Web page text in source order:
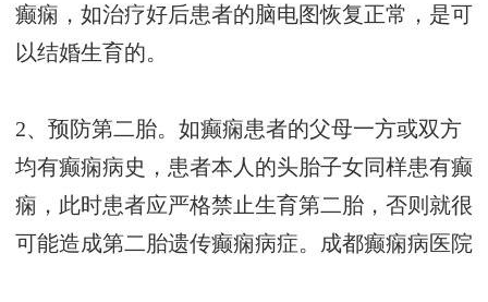
癫痫，如治疗好后患者的脑电图恢复正常，是可
以结婚生育的。
2、预防第二胎。如癫痫患者的父母一方或双方
均有癫痫病史，患者本人的头胎子女同样患有癫
痫，此时患者应严格禁止生育第二胎，否则就很
可能造成第二胎遗传癫痫病症。 成都癫痫病医院